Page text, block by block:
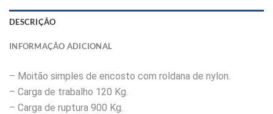
DESCRIÇÃO
INFORMAÇÃO ADICIONAL
– Moitão simples de encosto com roldana de nylon.
– Carga de trabalho 120 Kg.
– Carga de ruptura 900 Kg.